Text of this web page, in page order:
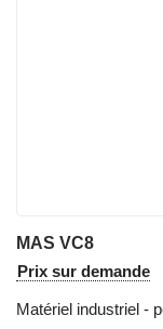
MAS VC8
Prix sur demande
Matériel industriel -